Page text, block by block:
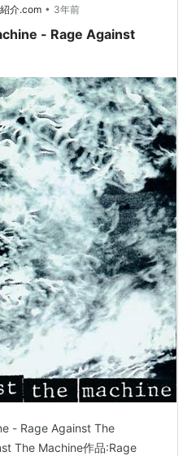
の電子本。ちょっとずつ読
と列…
介.com • 3年前
- Rage Against
- Rage Against The
The Machine作品:Rage